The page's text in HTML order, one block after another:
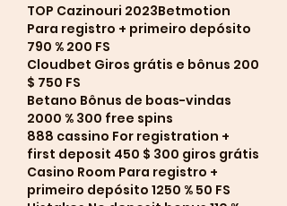
TOP Cazinouri 2023Betmotion
Para registro + primeiro depósito
790 % 200 FS
Cloudbet Giros grátis e bônus 200
$ 750 FS
Betano Bônus de boas-vindas
2000 % 300 free spins
888 cassino For registration +
first deposit 450 $ 300 giros grátis
Casino Room Para registro +
primeiro depósito 1250 % 50 FS